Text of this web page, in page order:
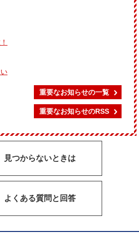
重要なお知らせの一覧
重要なお知らせのRSS
見つからないときは
よくある質問と回答